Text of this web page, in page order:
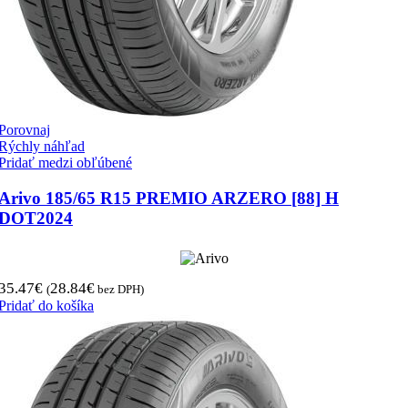
náhľad
medzi obľúbené
185/65 R15 PREMIO ARZERO [88] H
€ (28.84€ bez DPH)
do košíka